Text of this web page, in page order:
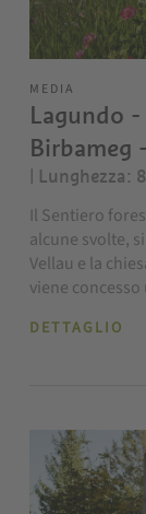
MEDIA
Lagundo
Birbameg
| Lunghezza:
Il Sentiero
alcune svolte,
Vellau e la
viene
DETTAGLIO